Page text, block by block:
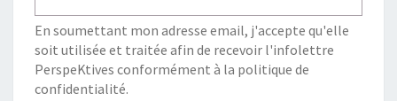
En soumettant mon adresse email, j'accepte qu'elle
soit utilisée et traitée afin de recevoir l'infolettre
PerspeKtives conformément à la politique de
confidentialité.